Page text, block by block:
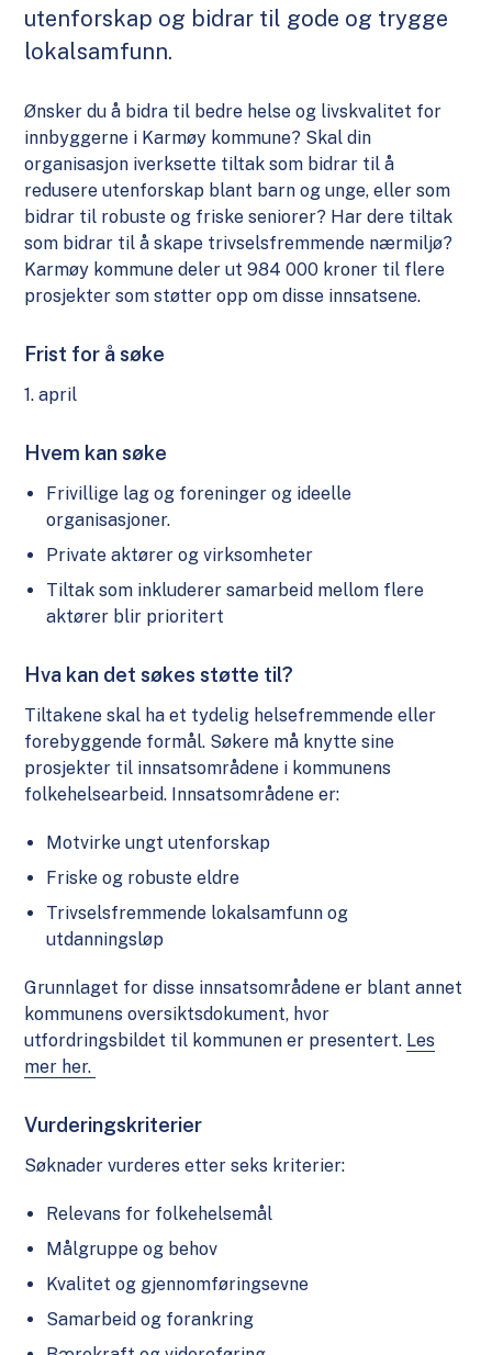
utenforskap og bidrar til gode og trygge
lokalsamfunn.
Ønsker du å bidra til bedre helse og livskvalitet for
innbyggerne i Karmøy kommune? Skal din
organisasjon iverksette tiltak som bidrar til å
redusere utenforskap blant barn og unge, eller som
bidrar til robuste og friske seniorer? Har dere tiltak
som bidrar til å skape trivselsfremmende nærmiljø?
Karmøy kommune deler ut 984 000 kroner til flere
prosjekter som støtter opp om disse innsatsene.
Frist for å søke
1. april
Hvem kan søke
Frivillige lag og foreninger og ideelle
organisasjoner.
Private aktører og virksomheter
Tiltak som inkluderer samarbeid mellom flere
aktører blir prioritert
Hva kan det søkes støtte til?
Tiltakene skal ha et tydelig helsefremmende eller
forebyggende formål. Søkere må knytte sine
prosjekter til innsatsområdene i kommunens
folkehelsearbeid. Innsatsområdene er:
Motvirke ungt utenforskap
Friske og robuste eldre
Trivselsfremmende lokalsamfunn og
utdanningsløp
Grunnlaget for disse innsatsområdene er blant annet
kommunens oversiktsdokument, hvor
utfordringsbildet til kommunen er presentert. Les
mer her.
Vurderingskriterier
Søknader vurderes etter seks kriterier:
Relevans for folkehelsemål
Målgruppe og behov
Kvalitet og gjennomføringsevne
Samarbeid og forankring